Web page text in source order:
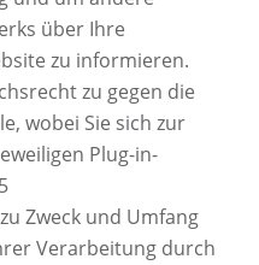
über Ihre
zu informieren.
zu gegen die
wobei Sie sich zur
Plug-in-
Zweck und Umfang
Verarbeitung durch